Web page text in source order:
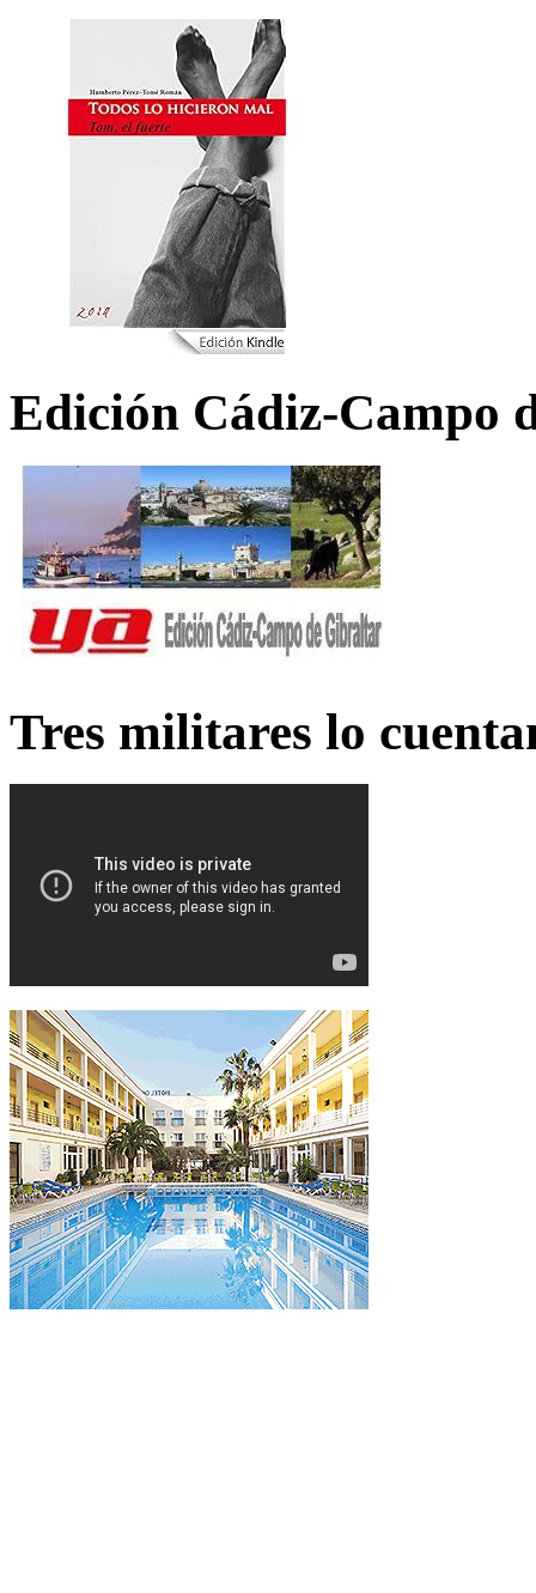
Edición Cádiz-Campo
Tres militares lo